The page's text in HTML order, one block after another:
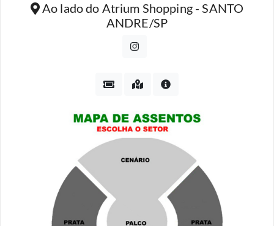
Ao lado do Atrium Shopping - SANTO
ANDRE/SP